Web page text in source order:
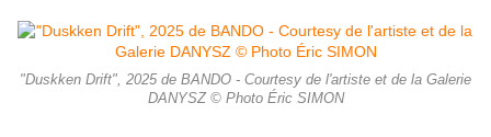
"Duskken Drift", 2025 de BANDO - Courtesy de l'artiste et de la Galerie
DANYSZ © Photo Éric SIMON